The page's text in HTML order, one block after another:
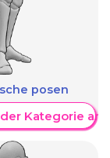
posen
Kategorie